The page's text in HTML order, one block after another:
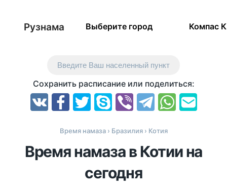
Рузнама Выберите город Компас
Введите Ваш населенный пункт
Сохранить расписание или поделиться:
Время намаза› Бразилия› Котия
Время намаза в Котии на
сегодня